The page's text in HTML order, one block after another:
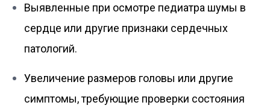
Выявленные при осмотре педиатра шумы в
сердце или другие признаки сердечных
патологий.
Увеличение размеров головы или другие
симптомы, требующие проверки состояния